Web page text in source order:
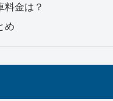
料金は？
め